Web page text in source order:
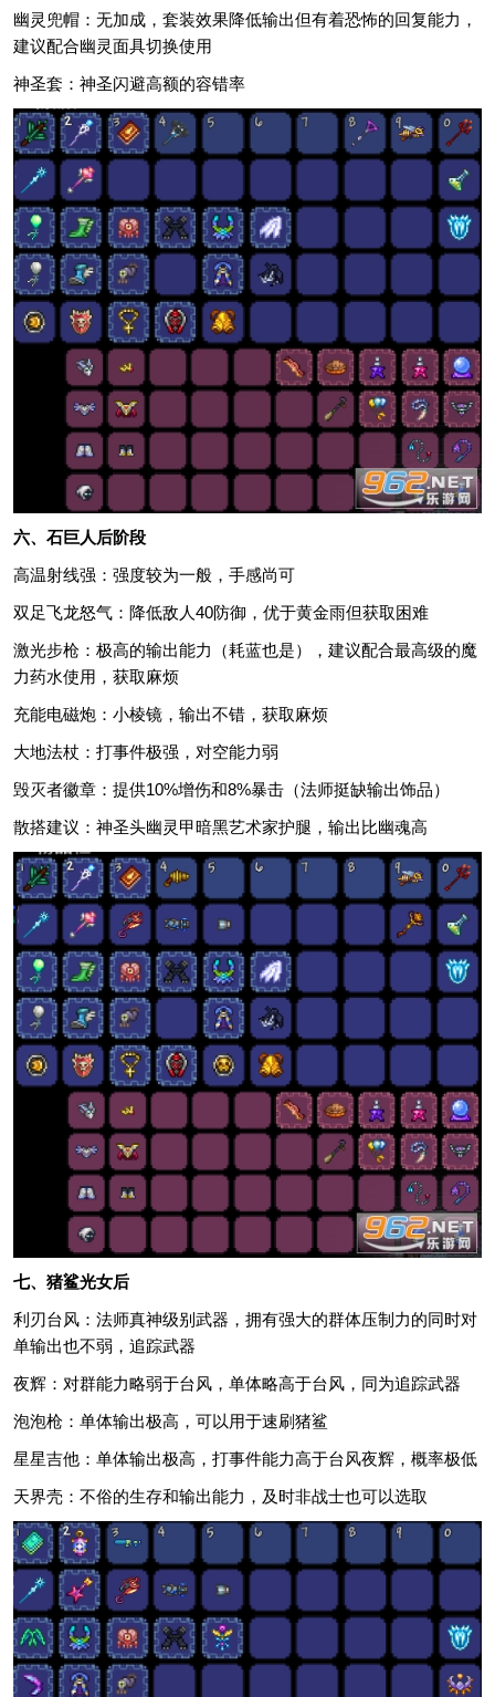
幽灵兜帽：无加成，套装效果降低输出但有着恐怖的回复能力，
建议配合幽灵面具切换使用
神圣套：神圣闪避高额的容错率
六、石巨人后阶段
高温射线强：强度较为一般，手感尚可
双足飞龙怒气：降低敌人40防御，优于黄金雨但获取困难
激光步枪：极高的输出能力（耗蓝也是），建议配合最高级的魔
力药水使用，获取麻烦
充能电磁炮：小棱镜，输出不错，获取麻烦
大地法杖：打事件极强，对空能力弱
毁灭者徽章：提供10%增伤和8%暴击（法师挺缺输出饰品）
散搭建议：神圣头幽灵甲暗黑艺术家护腿，输出比幽魂高
七、猪鲨光女后
利刃台风：法师真神级别武器，拥有强大的群体压制力的同时对
单输出也不弱，追踪武器
夜辉：对群能力略弱于台风，单体略高于台风，同为追踪武器
泡泡枪：单体输出极高，可以用于速刷猪鲨
星星吉他：单体输出极高，打事件能力高于台风夜辉，概率极低
天界壳：不俗的生存和输出能力，及时非战士也可以选取